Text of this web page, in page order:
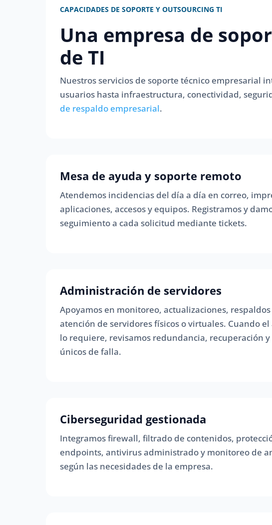
CAPACIDADES DE SOPORTE Y OUTSOURCING TI
Una empresa de
de TI
Nuestros servicios de soporte técnico empresarial
usuarios hasta infraestructura, conectividad,
de respaldo empresarial.
Mesa de ayuda y soporte remoto
Atendemos incidencias del día a día en correo,
aplicaciones, accesos y equipos. Registramos y
seguimiento a cada solicitud mediante tickets.
Administración de servidores
Apoyamos en monitoreo, actualizaciones, respaldos
atención de servidores físicos o virtuales. Cuando el
lo requiere, revisamos redundancia, recuperación
únicos de falla.
Ciberseguridad gestionada
Integramos firewall, filtrado de contenidos,
endpoints, antivirus administrado y monitoreo de
según las necesidades de la empresa.